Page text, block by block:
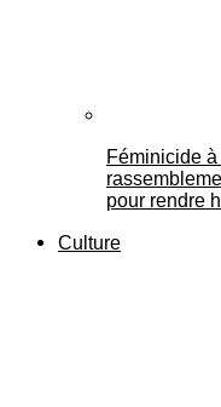
Féminicide à
pour rendre
Culture